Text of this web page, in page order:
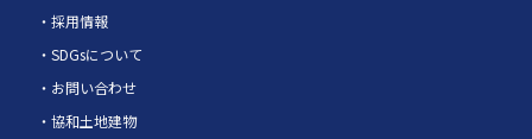
採用情報
SDGsについて
お問い合わせ
協和土地建物